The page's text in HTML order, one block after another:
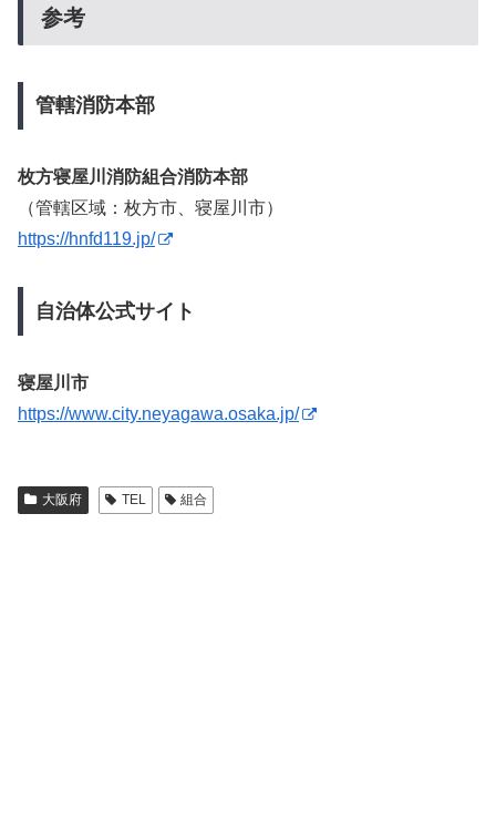
参考
管轄消防本部
枚方寝屋川消防組合消防本部
（管轄区域：枚方市、寝屋川市）
https://hnfd119.jp/
自治体公式サイト
寝屋川市
https://www.city.neyagawa.osaka.jp/
大阪府 TEL 組合